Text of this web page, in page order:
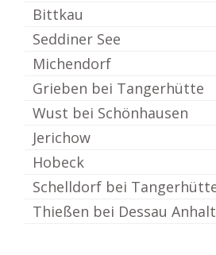
Bittkau
Seddiner See
Michendorf
Grieben bei Tangerhütte
Wust bei Schönhausen
Jerichow
Hobeck
Schelldorf bei
Thießen bei Dessau Anhalt